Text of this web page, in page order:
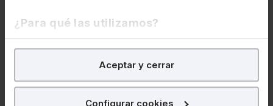
¿Para qué las utilizamos?
En Lefebvre utilizamos las cookies confines
para tratar demejorar tu experiencia
nuestra página web. También con fines publicitarios,
Aceptar y cerrar
Configurar cookies